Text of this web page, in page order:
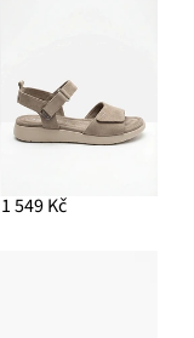
1 549 Kč